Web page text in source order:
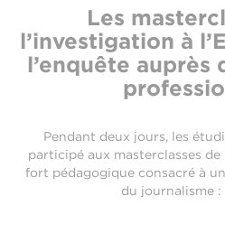
Les
l’investigation à
l’enquête auprès
Pendant deux jours, les
participé aux masterclasses
fort pédagogique consacré à
du journalisme :